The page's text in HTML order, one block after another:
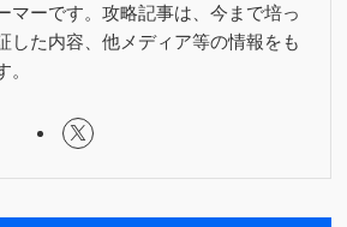
マーです。攻略記事は、今まで培っ
した内容、他メディア等の情報をも